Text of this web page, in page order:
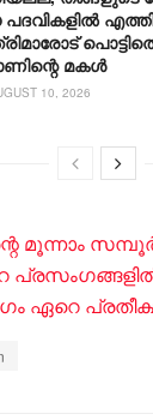
മകള്‍
10, 2026
മൂന്നാം
ഏറെ